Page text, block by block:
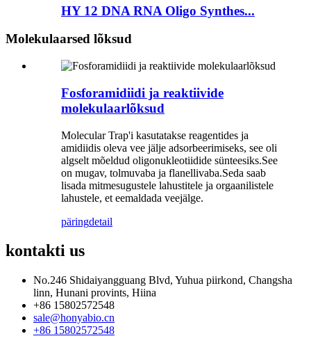
HY 12 DNA RNA Oligo Synthes...
Molekulaarsed lõksud
Fosforamidiidi ja reaktiivide
molekulaarlõksud
Molecular Trap'i kasutatakse reagentides ja
amidiidis oleva vee jälje adsorbeerimiseks, see oli
algselt mõeldud oligonukleotiidide sünteesiks.See
on mugav, tolmuvaba ja flanellivaba.Seda saab
lisada mitmesugustele lahustitele ja orgaanilistele
lahustele, et eemaldada veejälge.
päringdetail
kontakti us
No.246 Shidaiyangguang Blvd, Yuhua piirkond, Changsha
linn, Hunani provints, Hiina
+86 15802572548
sale@honyabio.cn
+86 15802572548